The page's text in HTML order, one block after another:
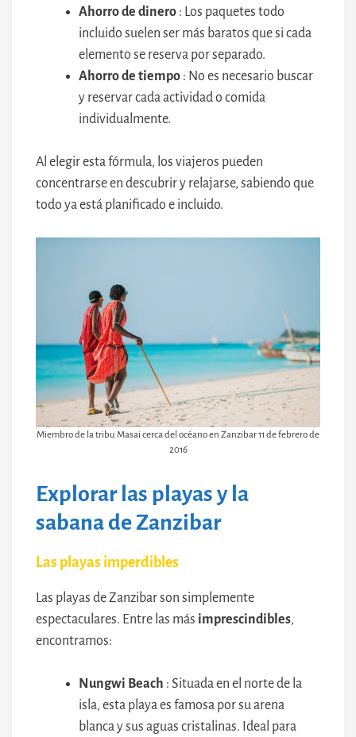
Ahorro de dinero : Los paquetes todo
incluido suelen ser más baratos que si cada
elemento se reserva por separado.
Ahorro de tiempo : No es necesario buscar
y reservar cada actividad o comida
individualmente.
Al elegir esta fórmula, los viajeros pueden
concentrarse en descubrir y relajarse, sabiendo que
todo ya está planificado e incluido.
Miembro de la tribu Masai cerca del océano en Zanzibar 11 de febrero de
2016
Explorar las playas y la
sabana de Zanzibar
Las playas imperdibles
Las playas de Zanzibar son simplemente
espectaculares. Entre las más imprescindibles,
encontramos:
Nungwi Beach : Situada en el norte de la
isla, esta playa es famosa por su arena
blanca y sus aguas cristalinas. Ideal para